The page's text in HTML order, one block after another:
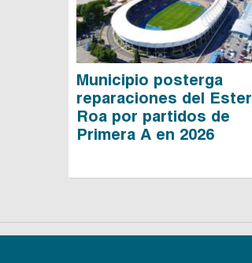
Municipio posterga
reparaciones del Ester
Roa por partidos de
Primera A en 2026